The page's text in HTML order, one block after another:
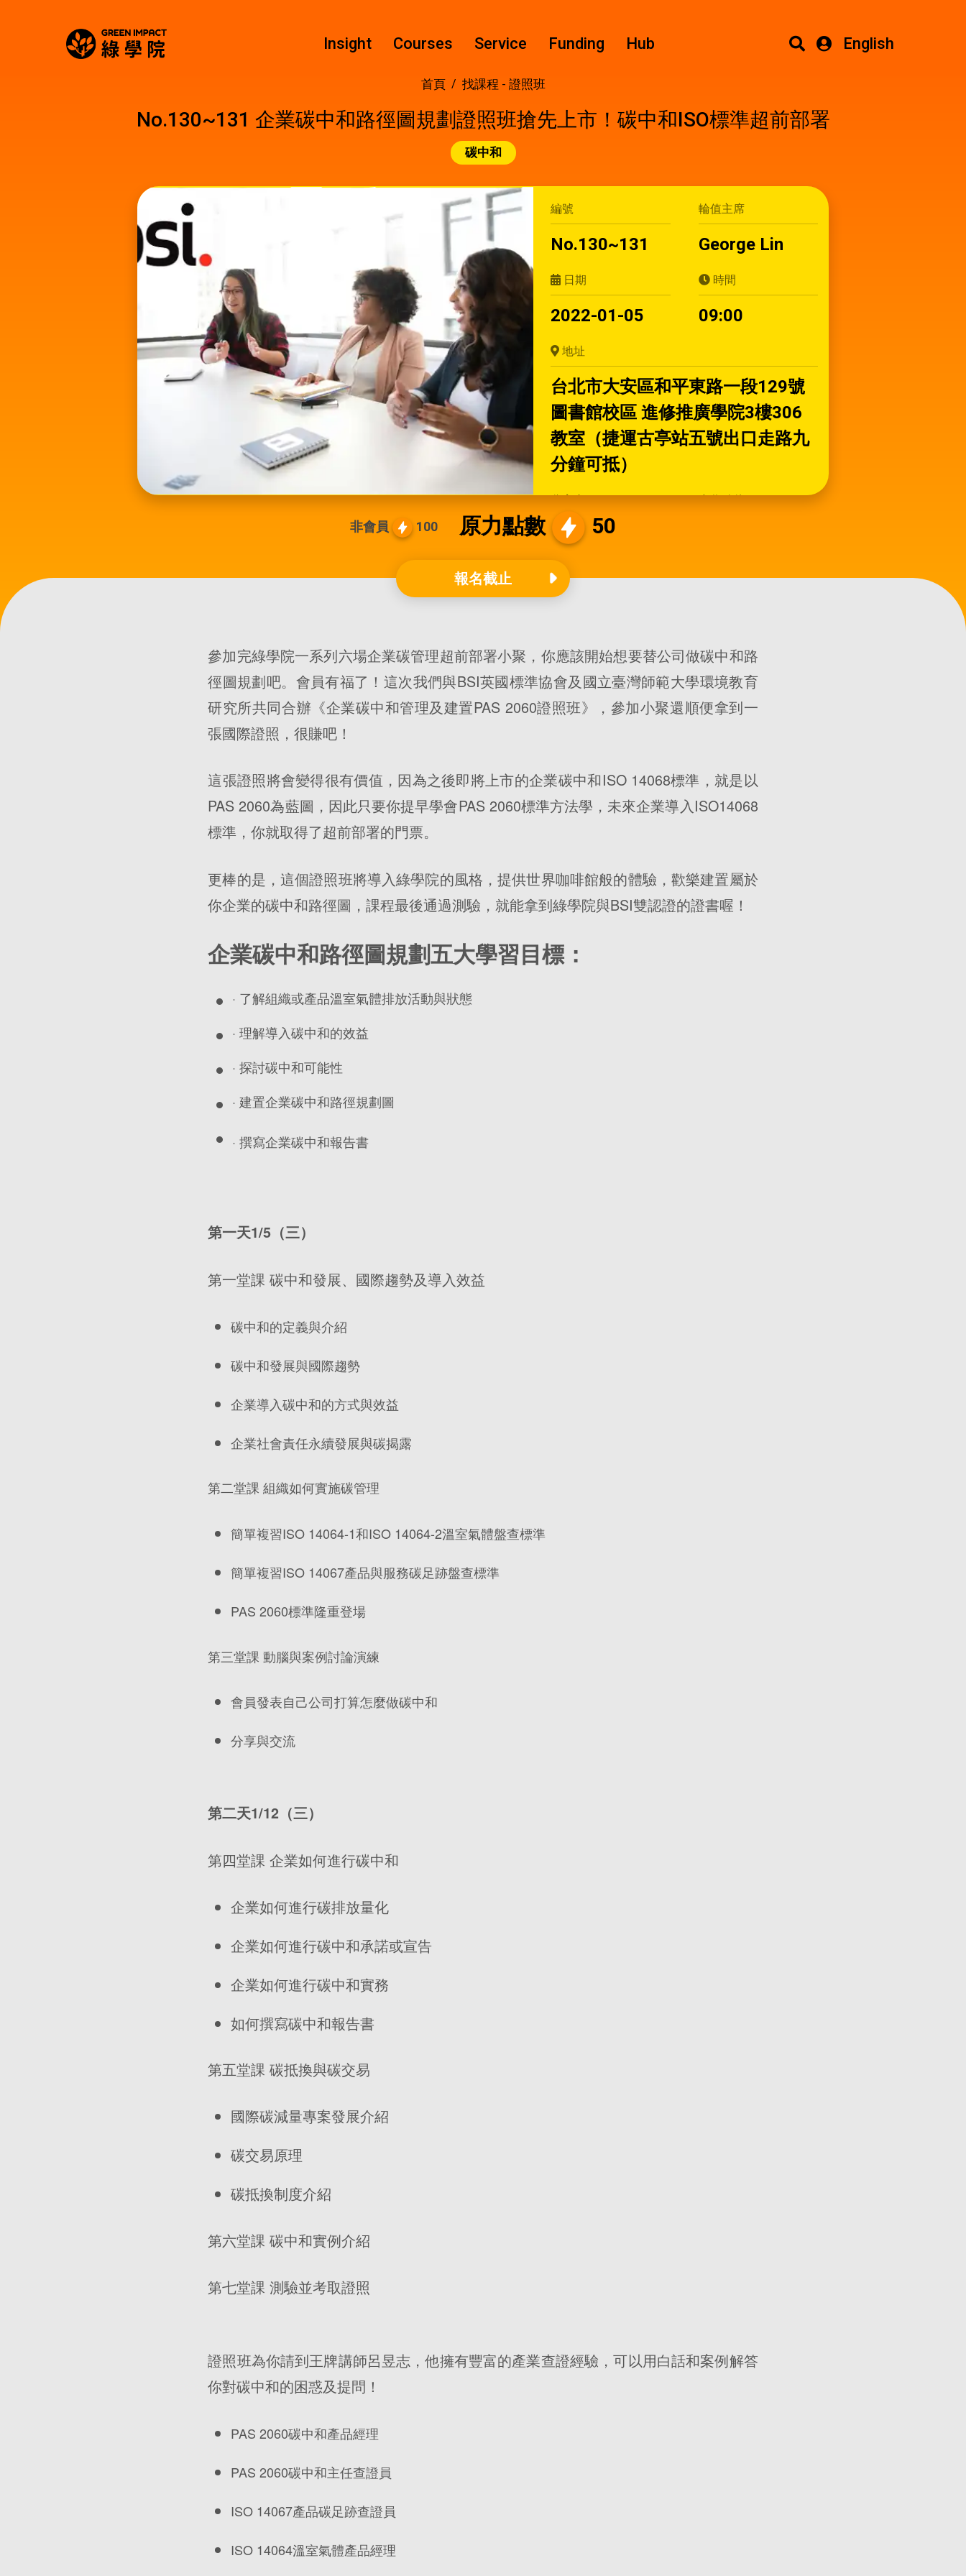
Insight Courses Service Funding Hub English
首頁 找課程 - 證照班
No.130~131 企業碳中和路徑圖規劃證照班搶先上市！碳中和ISO標準超前部署
碳中和
編號
No.130~131
輪值主席
George Lin
日期
2022-01-05
時間
09:00
地址
台北市大安區和平東路一段129號
圖書館校區 進修推廣學院3樓306
教室（捷運古亭站五號出口走路九
分鐘可抵）
分享者 合作夥伴
Environmental
Education at
Taiwan
非會員 100 原力點數 50
報名截止
參加完綠學院一系列六場企業碳管理超前部署小聚，你應該開始想要替公司做碳中和路
徑圖規劃吧。會員有福了！這次我們與BSI英國標準協會及國立臺灣師範大學環境教育
研究所共同合辦《企業碳中和管理及建置PAS 2060證照班》，參加小聚還順便拿到一
張國際證照，很賺吧！
這張證照將會變得很有價值，因為之後即將上市的企業碳中和ISO 14068標準，就是以
PAS 2060為藍圖，因此只要你提早學會PAS 2060標準方法學，未來企業導入ISO14068
標準，你就取得了超前部署的門票。
更棒的是，這個證照班將導入綠學院的風格，提供世界咖啡館般的體驗，歡樂建置屬於
你企業的碳中和路徑圖，課程最後通過測驗，就能拿到綠學院與BSI雙認證的證書喔！
企業碳中和路徑圖規劃五大學習目標：
· 了解組織或產品溫室氣體排放活動與狀態
· 理解導入碳中和的效益
· 探討碳中和可能性
· 建置企業碳中和路徑規劃圖
· 撰寫企業碳中和報告書
第一天1/5 （三）
第一堂課 碳中和發展、國際趨勢及導入效益
碳中和的定義與介紹
碳中和發展與國際趨勢
企業導入碳中和的方式與效益
企業社會責任永續發展與碳揭露
第二堂課 組織如何實施碳管理
簡單複習ISO 14064-1和ISO 14064-2溫室氣體盤查標準
簡單複習ISO 14067產品與服務碳足跡盤查標準
PAS 2060標準隆重登場
第三堂課 動腦與案例討論演練
會員發表自己公司打算怎麼做碳中和
分享與交流
第二天1/12 （三）
第四堂課 企業如何進行碳中和
企業如何進行碳排放量化
企業如何進行碳中和承諾或宣告
企業如何進行碳中和實務
如何撰寫碳中和報告書
第五堂課 碳抵換與碳交易
國際碳減量專案發展介紹
碳交易原理
碳抵換制度介紹
第六堂課 碳中和實例介紹
第七堂課 測驗並考取證照
證照班為你請到王牌講師呂昱志，他擁有豐富的產業查證經驗，可以用白話和案例解答
你對碳中和的困惑及提問！
PAS 2060碳中和產品經理
PAS 2060碳中和主任查證員
ISO 14067產品碳足跡查證員
ISO 14064溫室氣體產品經理